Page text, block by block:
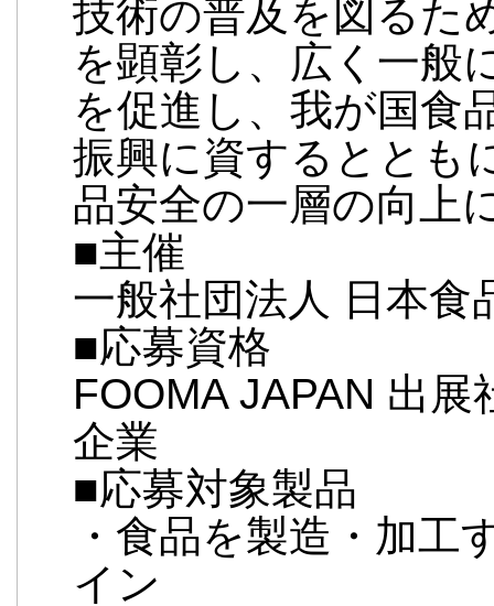
技術の普及を図るた
を顕彰し、広く一般
を促進し、我が国食
振興に資するととも
品安全の一層の向上
■主催
一般社団法人 日本食
■応募資格
FOOMA JAPAN 出
企業
■応募対象製品
・食品を製造・加工
イン